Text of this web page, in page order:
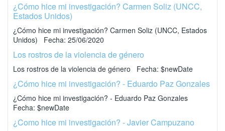
¿Cómo hice mi investigación? Carmen Soliz (UNCC,
Estados Unidos)
¿Cómo hice mi investigación? Carmen Soliz (UNCC, Estados
Unidos) Fecha: 25/06/2020
Los rostros de la violencia de género
Los rostros de la violencia de género Fecha: $newDate
¿Cómo hice mi investigación? - Eduardo Paz Gonzales
¿Cómo hice mi investigación? - Eduardo Paz Gonzales
Fecha: $newDate
¿Como hice mi investigación? - Javier Campuzano